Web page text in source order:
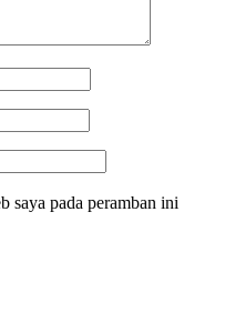
saya pada peramban ini